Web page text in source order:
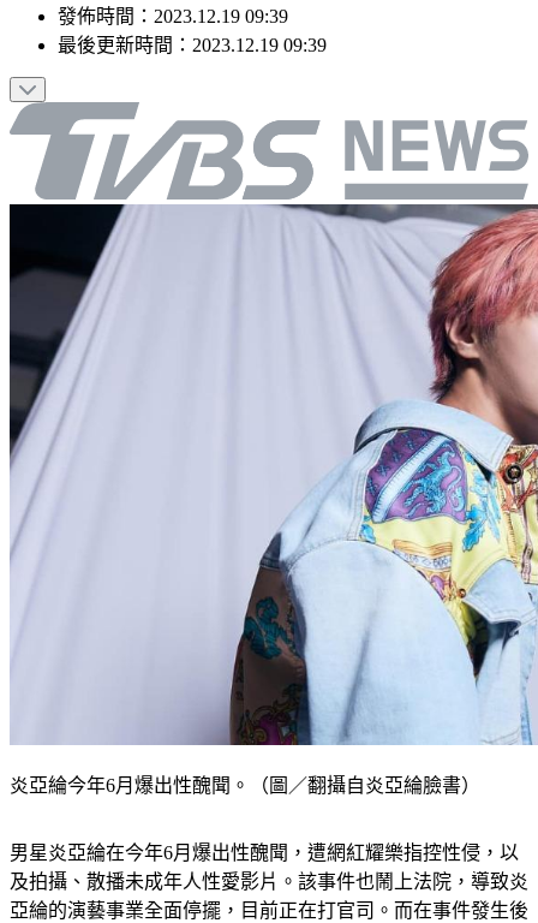
發佈時間： 2023.12.19 09:39
最後更新時間： 2023.12.19 09:39
炎亞綸今年6月爆出性醜聞。（圖／翻攝自炎亞綸臉書）
男星炎亞綸在今年6月爆出性醜聞，遭網紅耀樂指控性侵，以
及拍攝、散播未成年人性愛影片。該事件也鬧上法院，導致炎
亞綸的演藝事業全面停擺，目前正在打官司。而在事件發生後